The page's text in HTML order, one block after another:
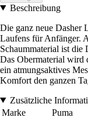
Beschreibung
Die ganz neue Dasher
Laufens für Anfänger.
Schaummaterial ist die
Das Obermaterial wird
ein atmungsaktives
Komfort den ganzen
Zusätzliche
Marke
Puma